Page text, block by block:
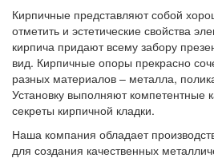
Кирпичные представляют собой
отметить и эстетические свойства
кирпича придают всему забору
вид. Кирпичные опоры прекрасно
разных материалов – металла,
Установку выполняют
секреты кирпичной кладки.
Наша компания обладает
для создания качественных